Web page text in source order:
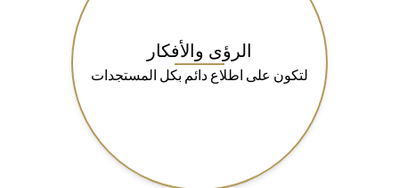
الرؤى والأفكار
لتكون على اطلاع دائم بكل المستجدات